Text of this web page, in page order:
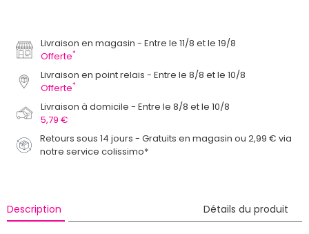
Livraison en magasin
Entre le 11/8 et le 19/8
Offerte*
Livraison en point relais
Entre le 8/8 et le 10/8
Offerte*
Livraison à domicile
Entre le 8/8 et le 10/8
5,79 €
Retours sous 14 jours - Gratuits en magasin ou 2,99 € via
notre service colissimo*
Description Détails du produit